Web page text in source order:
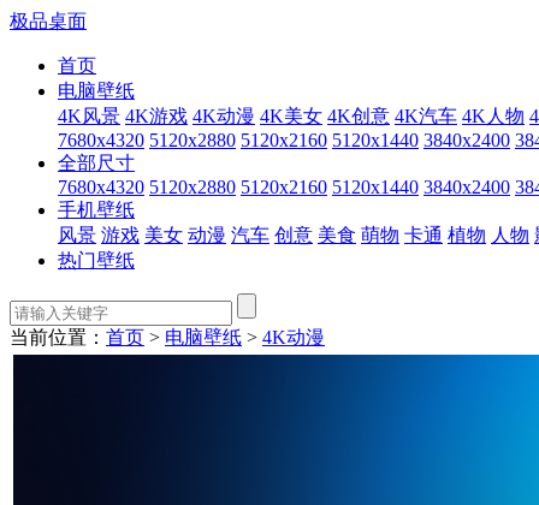
极品桌面
首页
电脑壁纸
4K风景 4K游戏 4K动漫 4K美女 4K创意 4K汽车 4K人物
7680x4320 5120x2880 5120x2160 5120x1440 3840x2400
全部尺寸
7680x4320 5120x2880 5120x2160 5120x1440 3840x2400
手机壁纸
风景 游戏 美女 动漫 汽车 创意 美食 萌物 卡通 植物 人物
热门壁纸
当前位置： 首页 > 电脑壁纸 > 4K动漫